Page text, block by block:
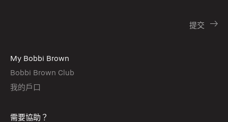
My Bobbi Brown
Bobbi Brown Club
我的戶口
需要協助？